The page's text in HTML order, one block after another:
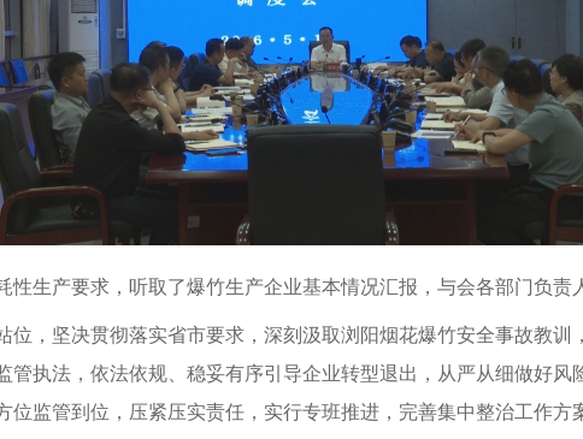
生产要求，听取了爆竹生产企业基本情况汇报，与会各部门负责
位，坚决贯彻落实省市要求，深刻汲取浏阳烟花爆竹安全事故教
管执法，依法依规、稳妥有序引导企业转型退出，从严从细做好
位监管到位，压紧压实责任，实行专班推进，完善集中整治工作